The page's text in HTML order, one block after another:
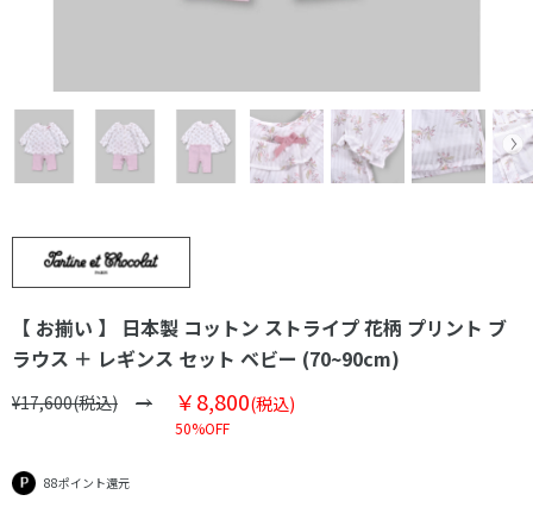
【 お揃い 】 日本製 コットン ストライプ 花柄 プリント ブ
ラウス ＋ レギンス セット ベビー (70~90cm)
¥17,600(税込) ￥8,800(税込)
50%OFF
88ポイント還元